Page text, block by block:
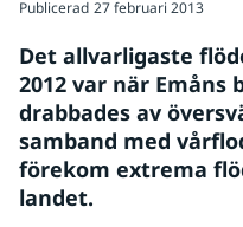
Publicerad 27 februari 2013
Det allvarligaste
2012 var när Emåns
drabbades av
samband med
förekom extrema
landet.